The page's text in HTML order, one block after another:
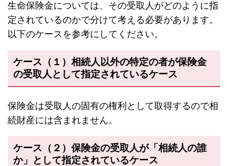
生命保険金については、その受取人がどのように指
定されているのかで分けて考える必要があります。
以下のケースを参考にしてください。
ケース（１）相続人以外の特定の者が保険金
の受取人として指定されているケース
保険金は受取人の固有の権利として取得するので相
続財産には含まれません。
ケース（２）保険金の受取人が「相続人の誰
か」として指定されているケース